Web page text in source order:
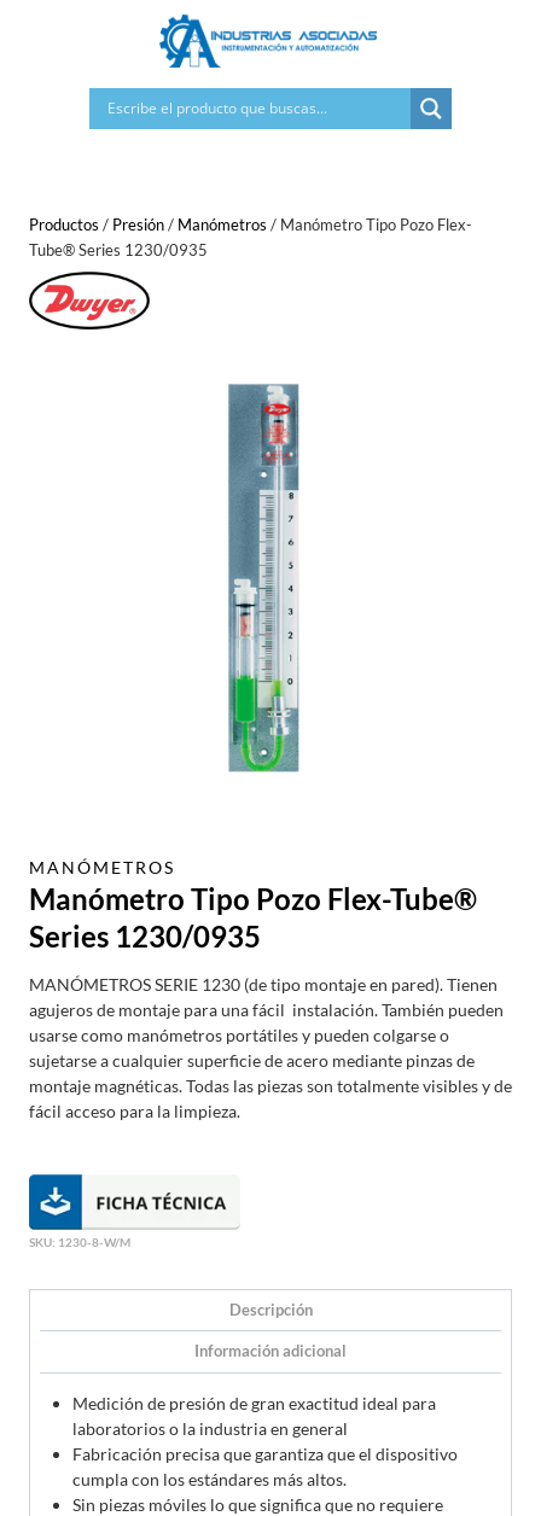
Productos / Presión/ Manómetros / Manómetro Tipo Pozo Flex-
Tube® Series 1230/0935
MANÓMETROS
Manómetro Tipo Pozo Flex-Tube®
Series 1230/0935
MANÓMETROS SERIE 1230 (de tipo montaje en pared). Tienen
agujeros de montaje para una fácil instalación. También pueden
usarse como manómetros portátiles y pueden colgarse o
sujetarse a cualquier superficie de acero mediante pinzas de
montaje magnéticas. Todas las piezas son totalmente visibles y de
fácil acceso para la limpieza.
SKU: 1230-8-W/M
Descripción
Información adicional
Medición de presión de gran exactitud ideal para
laboratorios o la industria en general
Fabricación precisa que garantiza que el dispositivo
cumpla con los estándares más altos.
Sin piezas móviles lo que significa que no requiere